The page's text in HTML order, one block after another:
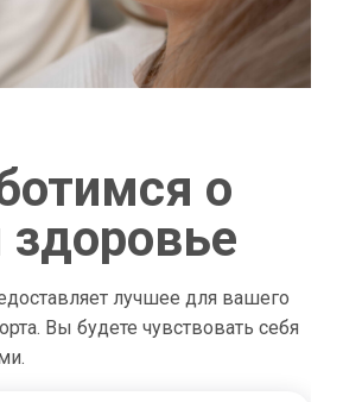
о
лучшее для вашего
Вы будете чувствовать себя